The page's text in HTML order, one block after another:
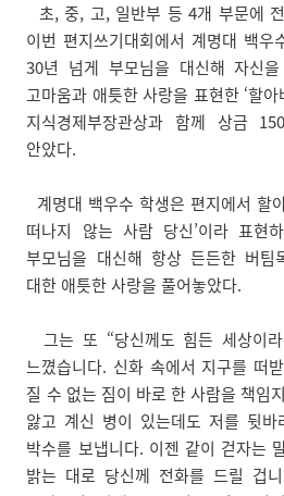
초, 중, 고, 일반부 등 4개 부문에
이번 편지쓰기대회에서 계명대 백우
30년 넘게 부모님을 대신해 자신
고마움과 애틋한 사랑을 표현한 ‘할
지식경제부장관상과 함께 상금
안았다.
계명대 백우수 학생은 편지에서 할
떠나지 않는 사람 당신’이라 표현
부모님을 대신해 항상 든든한 버팀
대한 애틋한 사랑을 풀어놓았다.
그는 또 “당신께도 힘든 세상이
느꼈습니다. 신화 속에서 지구를 떠
질 수 없는 짐이 바로 한 사람을 책임
앓고 계신 병이 있는데도 저를 뒷바
박수를 보냅니다. 이젠 같이 걷자는
밝는 대로 당신께 전화를 드릴 겁